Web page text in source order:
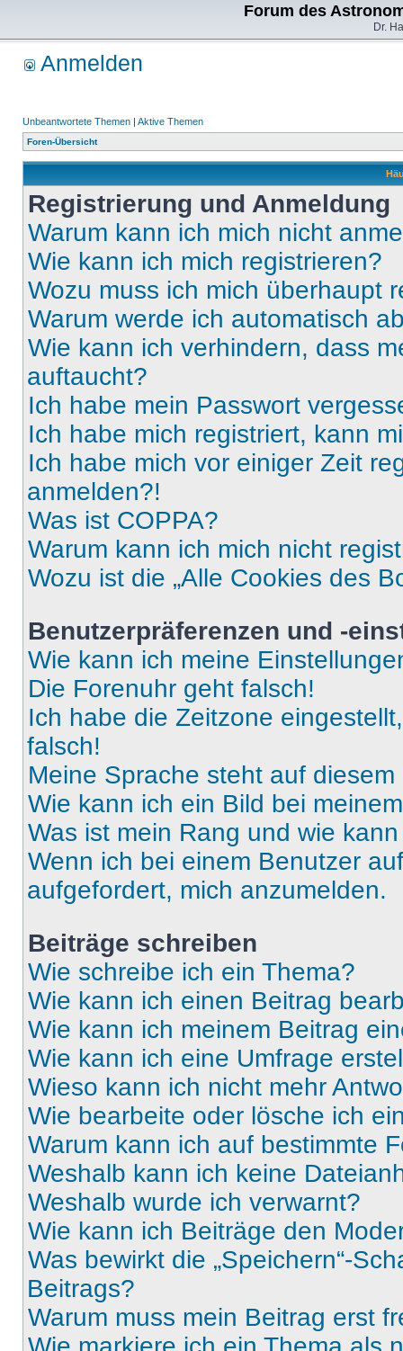
Forum des
Dr.
Anmelden
Unbeantwortete Themen | Aktive Themen
Foren-Übersicht
Registrierung und Anmeldung
Warum kann ich mich nicht
Wie kann ich mich registrieren?
Wozu muss ich mich überhaupt
Warum werde ich automatisch
Wie kann ich verhindern, dass
auftaucht?
Ich habe mein Passwort
Ich habe mich registriert, kann
Ich habe mich vor einiger Zeit
anmelden?!
Was ist COPPA?
Warum kann ich mich nicht
Wozu ist die „Alle Cookies des
Benutzerpräferenzen und -
Wie kann ich meine
Die Forenuhr geht falsch!
Ich habe die Zeitzone
falsch!
Meine Sprache steht auf
Wie kann ich ein Bild bei
Was ist mein Rang und wie
Wenn ich bei einem Benutzer
aufgefordert, mich anzumelden.
Beiträge schreiben
Wie schreibe ich ein Thema?
Wie kann ich einen Beitrag
Wie kann ich meinem Beitrag
Wie kann ich eine Umfrage
Wieso kann ich nicht mehr
Wie bearbeite oder lösche ich
Warum kann ich auf bestimmte
Weshalb kann ich keine
Weshalb wurde ich verwarnt?
Wie kann ich Beiträge den
Was bewirkt die „Speichern“-
Beitrags?
Warum muss mein Beitrag erst